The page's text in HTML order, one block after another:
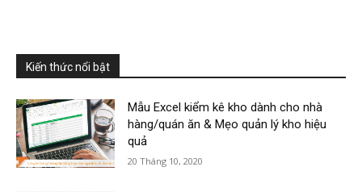
Kiến thức nổi bật
Mẫu Excel kiểm kê kho dành cho nhà
hàng/quán ăn & Mẹo quản lý kho hiệu
quả
20 Tháng 10, 2020